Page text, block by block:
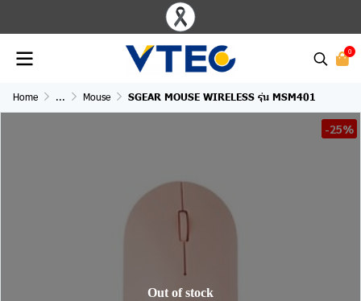
0
Home ... Mouse SGEAR MOUSE WIRELESS รุ่น MSM401
-25%
Out of stock